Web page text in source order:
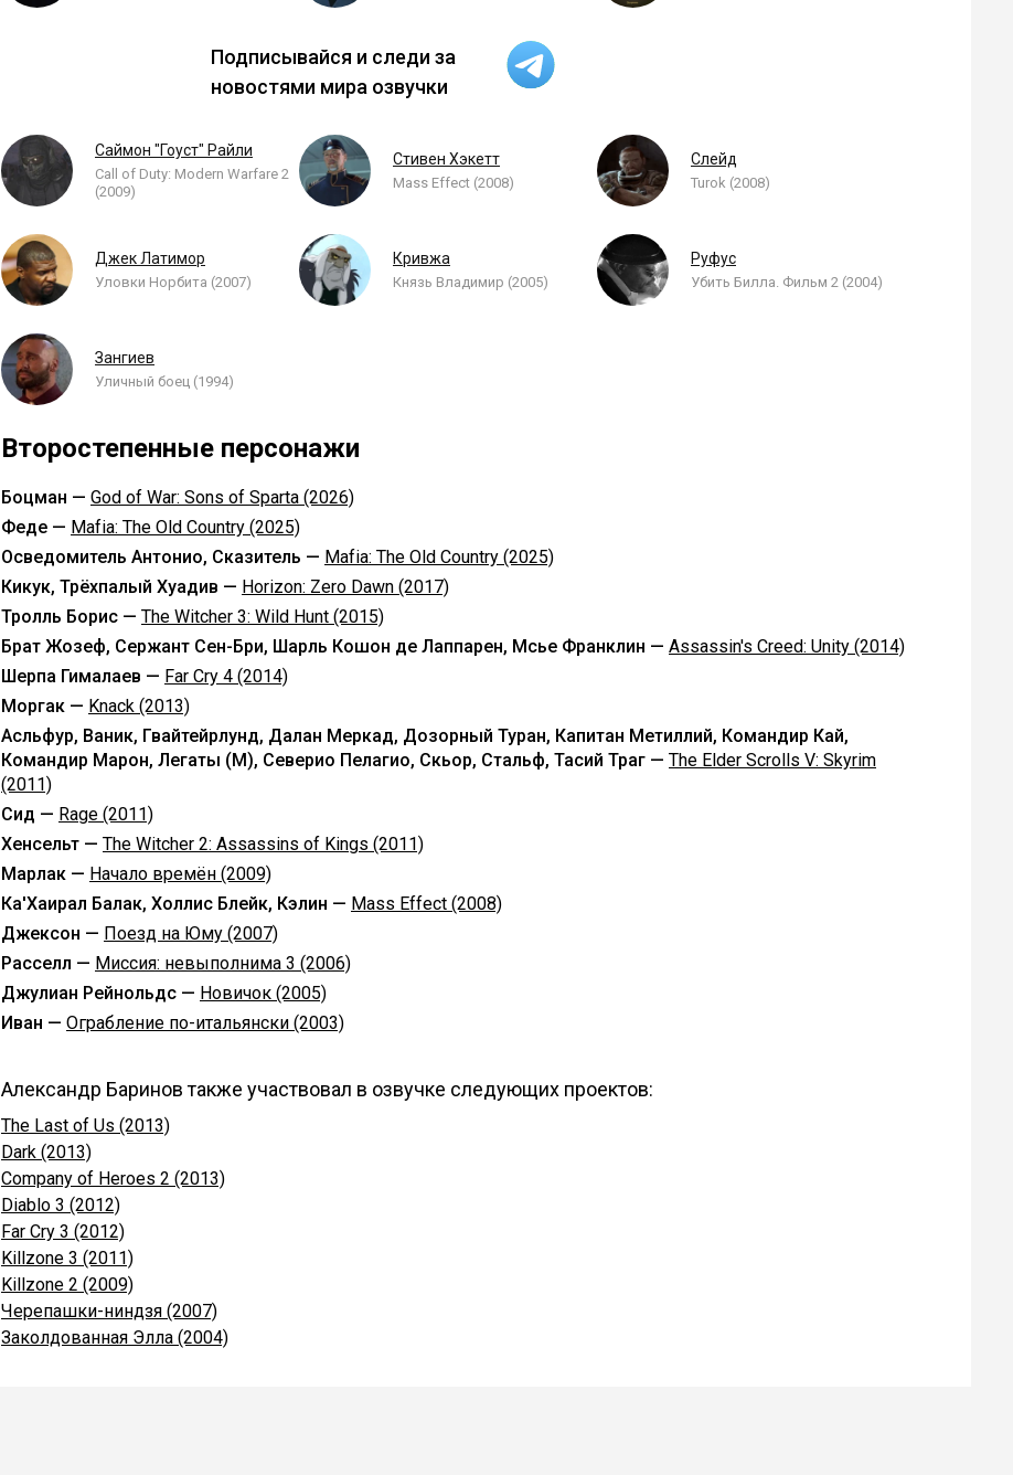
Подписывайся и следи за
новостями мира озвучки
Саймон "Гоуст" Райли
Call of Duty: Modern Warfare 2
(2009)
Стивен Хэкетт
Mass Effect (2008)
Слейд
Turok (2008)
Джек Латимор
Уловки Норбита (2007)
Кривжа
Князь Владимир (2005)
Руфус
Убить Билла. Фильм 2 (2004)
Зангиев
Уличный боец (1994)
Второстепенные персонажи
Боцман — God of War: Sons of Sparta (2026)
Феде — Mafia: The Old Country (2025)
Осведомитель Антонио, Сказитель — Mafia: The Old Country (2025)
Кикук, Трёхпалый Хуадив — Horizon: Zero Dawn (2017)
Тролль Борис — The Witcher 3: Wild Hunt (2015)
Брат Жозеф, Сержант Сен-Бри, Шарль Кошон де Лаппарен, Мсье Франклин — Assassin's Creed: Unity (2014)
Шерпа Гималаев — Far Cry 4 (2014)
Моргак — Knack (2013)
Асльфур, Ваник, Гвайтейрлунд, Далан Меркад, Дозорный Туран, Капитан Метиллий, Командир Кай,
Командир Марон, Легаты (М), Северио Пелагио, Скьор, Стальф, Тасий Траг — The Elder Scrolls V: Skyrim
(2011)
Сид — Rage (2011)
Хенсельт — The Witcher 2: Assassins of Kings (2011)
Марлак — Начало времён (2009)
Ка'Хаирал Балак, Холлис Блейк, Кэлин — Mass Effect (2008)
Джексон — Поезд на Юму (2007)
Расселл — Миссия: невыполнима 3 (2006)
Джулиан Рейнольдс — Новичок (2005)
Иван — Ограбление по-итальянски (2003)
Александр Баринов также участвовал в озвучке следующих проектов:
The Last of Us (2013)
Dark (2013)
Company of Heroes 2 (2013)
Diablo 3 (2012)
Far Cry 3 (2012)
Killzone 3 (2011)
Killzone 2 (2009)
Черепашки-ниндзя (2007)
Заколдованная Элла (2004)